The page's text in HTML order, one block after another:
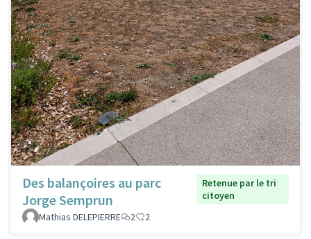
Des balançoires au parc
Jorge Semprun
Retenue par le tri
citoyen
Mathias DELEPIERRE
2 2